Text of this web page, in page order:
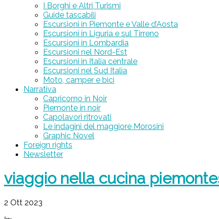
I Borghi e Altri Turismi
Guide tascabili
Escursioni in Piemonte e Valle d’Aosta
Escursioni in Liguria e sul Tirreno
Escursioni in Lombardia
Escursioni nel Nord-Est
Escursioni in Italia centrale
Escursioni nel Sud Italia
Moto, camper e bici
Narrativa
Capricorno in Noir
Piemonte in noir
Capolavori ritrovati
Le indagini del maggiore Morosini
Graphic Novel
Foreign rights
Newsletter
viaggio nella cucina
2 Ott 2023